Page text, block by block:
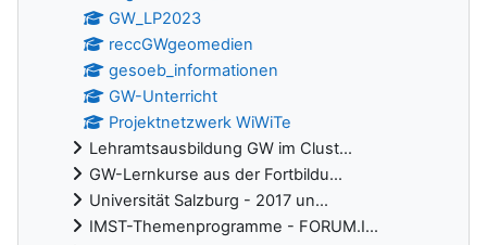
GW_LP2023
reccGWgeomedien
gesoeb_informationen
GW-Unterricht
Projektnetzwerk WiWiTe
Lehramtsausbildung GW im Clust...
GW-Lernkurse aus der Fortbildu...
Universität Salzburg - 2017 un...
IMST-Themenprogramme - FORUM.I...